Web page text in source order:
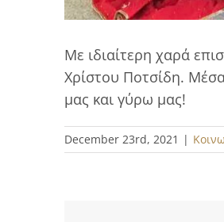
Με ιδιαίτερη χαρά
Χρίστου Ποτσίδη.
μας και γύρω μας!
December 23rd, 2021 |